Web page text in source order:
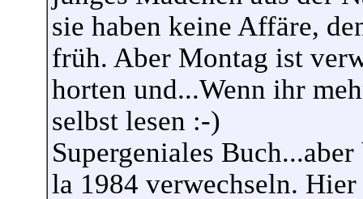
sie haben keine Affäre,
früh. Aber Montag ist
horten und...Wenn ihr
selbst lesen :-)
Supergeniales
la 1984 verwechseln.